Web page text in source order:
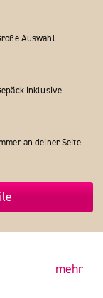
Auswahl
inklusive
an deiner Seite
mehr